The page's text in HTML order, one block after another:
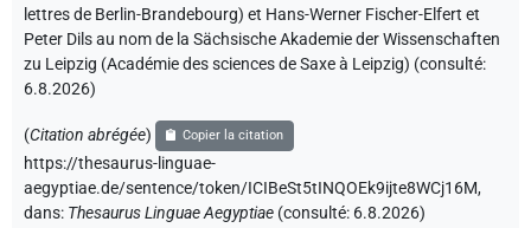
lettres de Berlin-Brandebourg) et Hans-Werner Fischer-Elfert et
Peter Dils au nom de la Sächsische Akademie der Wissenschaften
zu Leipzig (Académie des sciences de Saxe à Leipzig) (consulté:
6.8.2026)
(Citation abrégée) Copier la citation
https://thesaurus-linguae-
aegyptiae.de/sentence/token/ICIBeSt5tINQOEk9ijte8WCj16M,
dans: Thesaurus Linguae Aegyptiae (consulté: 6.8.2026)